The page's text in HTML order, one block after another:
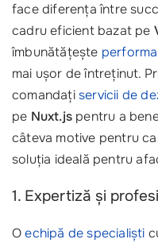
face diferența între
cadru eficient bazat pe
îmbunătățește
mai ușor de întreținut.
comandațiservicii de
pe Nuxt.js pentru a
câteva motive pentru
soluția ideală pentru
1. Expertiză și
Oechipă de specialiști